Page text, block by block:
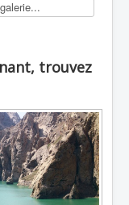
trouvez